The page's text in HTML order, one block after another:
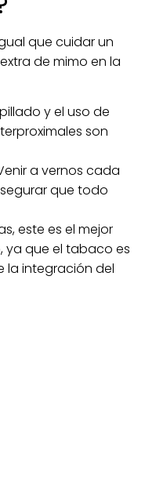
que cuidar un
de mimo en la
y el uso de
son
a vernos cada
que todo
este es el mejor
ya que el tabaco es
la integración del